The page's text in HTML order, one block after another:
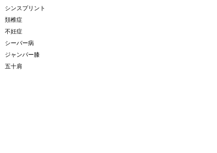
シンスプリント
頚椎症
不妊症
シーバー病
ジャンパー膝
五十肩